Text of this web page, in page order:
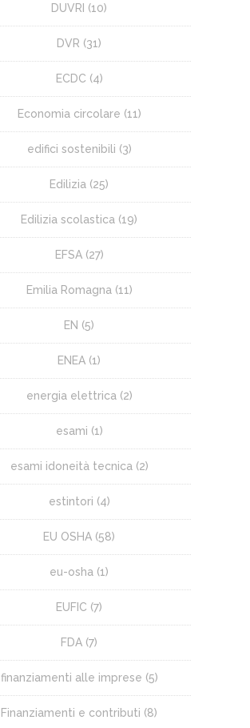
DUVRI (10)
DVR (31)
ECDC (4)
Economia circolare (11)
edifici sostenibili (3)
Edilizia (25)
Edilizia scolastica (19)
EFSA(27)
Emilia Romagna (11)
EN (5)
ENEA (1)
energia elettrica (2)
esami (1)
esami idoneità tecnica (2)
estintori (4)
EU OSHA (58)
eu-osha (1)
EUFIC (7)
FDA (7)
finanziamenti alle imprese (5)
Finanziamenti e contributi (8)